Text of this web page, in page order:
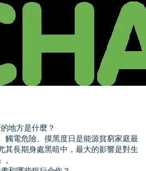
地方是什麼？
觸電危險、摸黑度日是能源貧窮家庭最
其長期身處黑暗中，最大的影響是對生
。